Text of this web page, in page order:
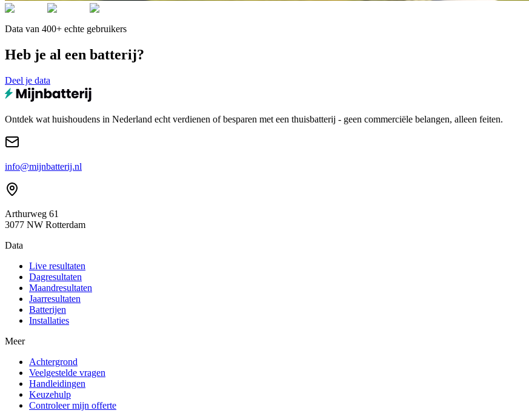
Data van 400+ echte gebruikers
Heb je al een batterij?
Deel je data
Ontdek wat huishoudens in Nederland echt verdienen of besparen met een thuisbatterij - geen commerciële belangen, alleen feiten.
info@mijnbatterij.nl
Arthurweg 61
3077 NW Rotterdam
Data
Live resultaten
Dagresultaten
Maandresultaten
Jaarresultaten
Batterijen
Installaties
Meer
Achtergrond
Veelgestelde vragen
Handleidingen
Keuzehulp
Controleer mijn offerte